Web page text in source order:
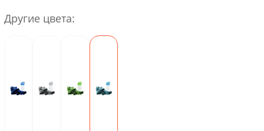
Другие цвета: